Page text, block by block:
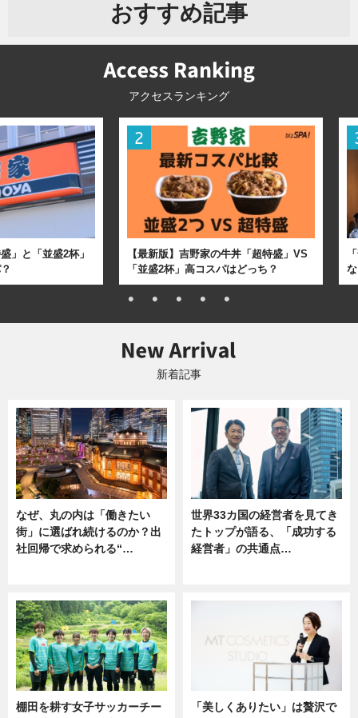
おすすめ記事
アクセスランキング
」と「並盛2杯」
【最新版】吉野家の牛丼「超特盛」VS
「並盛2杯」高コスパはどっち？
新着記事
なぜ、丸の内は「働きたい
街」に選ばれ続けるのか？出
社回帰で求められる“…
世界33カ国の経営者を見てき
たトップが語る、「成功する
経営者」の共通点…
棚田を耕す女子サッカーチー
「美しくありたい」は贅沢で